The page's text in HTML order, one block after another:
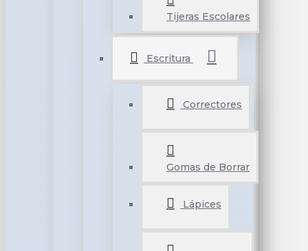
Tijeras Escolares
Escritura
Correctores
Gomas de Borrar
Lápices